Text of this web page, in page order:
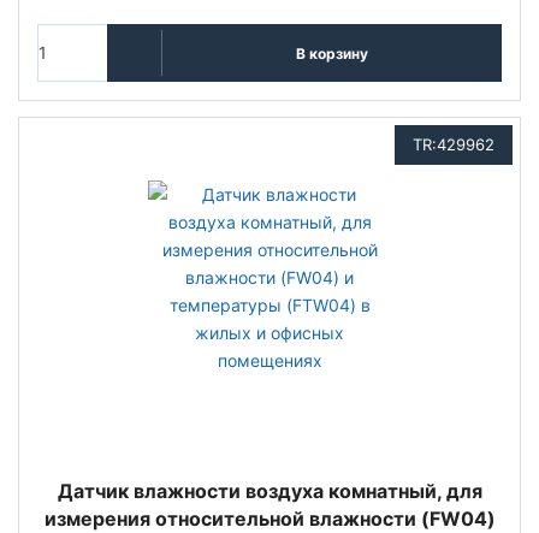
В корзину
TR:429962
Датчик влажности воздуха комнатный, для
измерения относительной влажности (FW04)